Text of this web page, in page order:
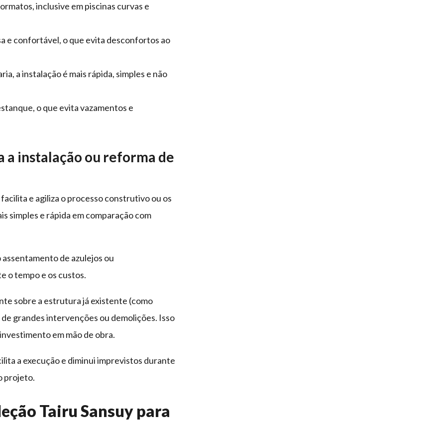
inclusive em piscinas curvas e
e confortável, o que evita desconfortos ao
a instalação é mais rápida, simples e não
o que evita vazamentos e
a instalação ou reforma de
e agiliza o processo construtivo ou os
simples e rápida em comparação com
de azulejos ou
o tempo e os custos.
sobre a estrutura já existente (como
grandes intervenções ou demolições. Isso
em mão de obra.
a execução e diminui imprevistos durante
projeto.
Tairu Sansuy para